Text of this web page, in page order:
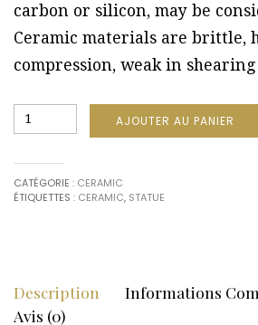
carbon or silicon, may be
Ceramic materials are brittle,
compression, weak in
quantité
in
Scarf
Ceramic
AJOUTER AU PANIER
CATÉGORIE : CERAMIC
ÉTIQUETTES : CERAMIC, STATUE
Description
Informations
Avis (0)